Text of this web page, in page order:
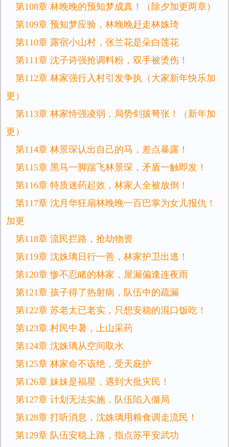
第108章 林晚晚的预知梦成真！（除夕加更两章）
第109章 预知梦应验，林晚晚赶走林姝琦
第110章 露宿小山村，张兰花是朵白莲花
第111章 沈子诗强抢调料粉，双手被烫伤！
第112章 林家强行入村引发争执（大家新年快乐加
更）
第113章 林家恃强凌弱，局势剑拔弩张！（新年加
更）
第114章 林景琛认出自己的马，差点暴露！
第115章 黑马一脚踹飞林景琛，矛盾一触即发！
第116章 特质迷药起效，林家人全被放倒！
第117章 沈月华狂扇林晚晚一百巴掌为女儿报仇！
加更
第118章 流民拦路，抢劫物资
第119章 沈姝璃日行一善，林家护卫出逃！
第120章 惨不忍睹的林家，屋漏偏逢连夜雨
第121章 孩子得了热射病，队伍中的疏漏
第122章 苏老太已老实，只想安稳的混口饭吃！
第123章 村民中暑，上山采药
第124章 沈姝璃从空间取水
第125章 林家命不该绝，受天庇护
第126章 妹妹是福星，遇到大批灾民！
第127章 计划无法实施，队伍陷入僵局
第128章 打听消息，沈姝璃用粮食调走流民！
第129章 队伍安稳上路，指点苏平安武功